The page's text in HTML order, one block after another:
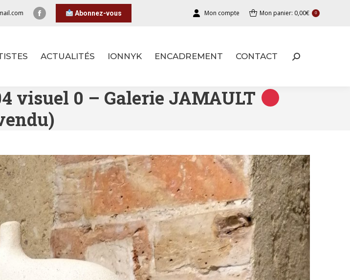
Abonnez-vous Mon compte Mon panier: 0,00€ 0
ACTUALITÉS IONNYK ENCADREMENT CONTACT
visuel 0 – Galerie JAMAULT